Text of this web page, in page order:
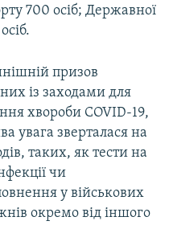
700 осіб; Державної
призов
із заходами для
хвороби СOVID-19,
увага зверталася на
таких, як тести на
чи
у військових
окремо від іншого